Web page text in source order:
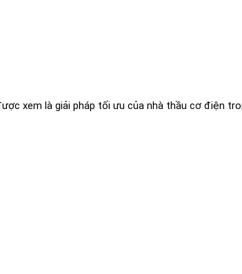
xem là giải pháp tối ưu của nhà thầu cơ điện